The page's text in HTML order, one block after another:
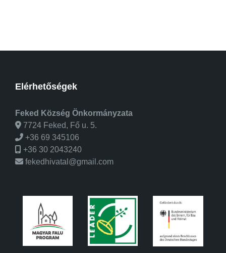
Elérhetőségek
Feked Község Önkormányzata
7724 Feked, Fő u. 5.
+36 69 345106
+36 30 2043240
fekedhivatal@gmail.com